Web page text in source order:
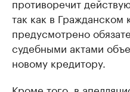
противоречит
так как в Гражданском
предусмотрено
судебными актами
новому кредитору.